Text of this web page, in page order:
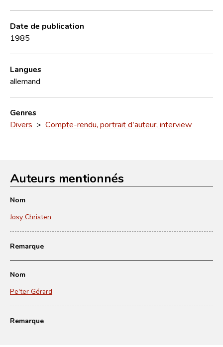
Date de publication
1985
Langues
allemand
Genres
Divers > Compte-rendu, portrait d'auteur, interview
Auteurs mentionnés
Nom
Josy Christen
Remarque
Nom
Pe'ter Gérard
Remarque